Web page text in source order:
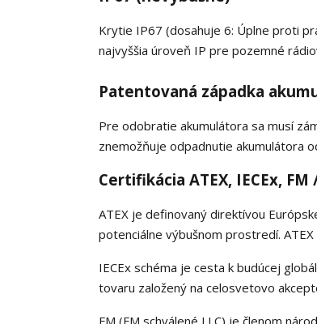
Krytie IP67 (dosahuje 6: Úplne proti
najvyššia úroveň IP pre pozemné
Patentovaná západka
Pre odobratie akumulátora sa musí
znemožňuje odpadnutie akumulátora
Certifikácia ATEX, IECEx, FM
ATEX je definovaný direktívou
potenciálne výbušnom prostredí. ATEX
IECEx schéma je cesta k budúcej
tovaru založený na celosvetovo